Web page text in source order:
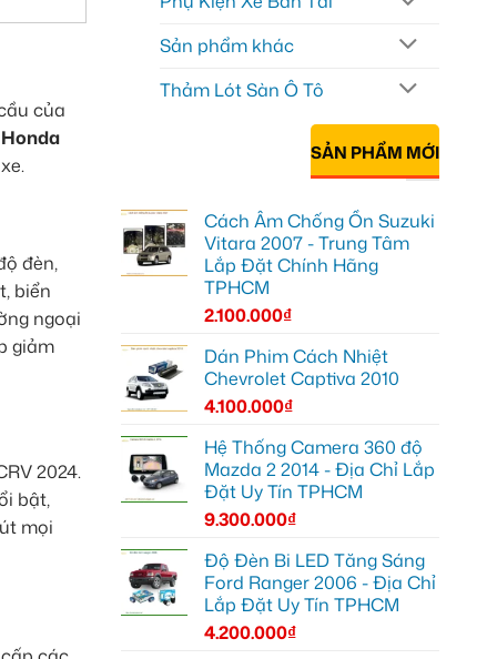
của
đèn,
biển
ngoại
giảm
2024.
bật,
mọi
Sản phẩm khác
Thảm Lót Sàn Ô Tô
SẢN PHẨM MỚI
Cách Âm Chống Ồn Suzuki
Vitara 2007 - Trung Tâm
Lắp Đặt Chính Hãng
TPHCM
2.100.000₫
Dán Phim Cách Nhiệt
Chevrolet Captiva 2010
4.100.000₫
Hệ Thống Camera 360 độ
Mazda 2 2014 - Địa Chỉ Lắp
Đặt Uy Tín TPHCM
9.300.000₫
Độ Đèn Bi LED Tăng Sáng
Ford Ranger 2006 - Địa Chỉ
Lắp Đặt Uy Tín TPHCM
4.200.000₫